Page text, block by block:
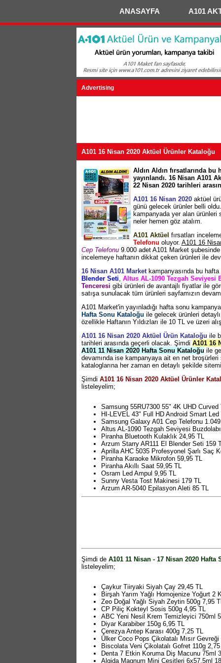
ANASAYFA A101
Advertising
A101 16 Nisan 2020 Aktüel Ürünler Kataloğu
Aldın Aldın fırsatlarında
yayınlandı. 16 Nisan A101
22 Nisan 2020 tarihleri
A101 16 Nisan 2020aktüel
günü gelecek ürünler belli
kampanyada yer alan ürünleri
neler hemen göz atalım.
A101 Aktüel fırsatları
Telefonu oluyor. A101 16
Cep Telefonu9.000 adet A101 Market şubesinde
incelemeye haftanın dikkat çeken ürünleri ile
16 Nisan A101 Marketkampanyasında bu hafta
Blender Seti, Altus AL-1090 Tezgah Seviyesi
Tenceresi gibi ürünleri de avantajlı fiyatlar ile
satışa sunulacak tüm ürünleri sayfamızın
A101 Market'in yayınladığı hafta sonu
Hafta Sonu Kataloğu ile gelecek ürünleri
özellikle Haftanın Yıldızları ile 10 TL ve üzeri
A101 16 Nisan 2020 Aktüel Ürün Kataloğu ile
tarihleri arasında geçerli olacak. Şimdi A101 16
A101 11 Nisan 2020 Hafta Sonu Kataloğu ile
devamında ise kampanyaya ait en net
kataloglarına her zaman en detaylı şekilde
Şimdi A101 16 Nisan 2020 Aktüel Ürünler
listeleyelim;
Samsung 55RU7300 55" 4K UHD Curved
HI-LEVEL 43" Full HD Android Smart
Samsung Galaxy A01 Cep Telefonu
Altus AL-1090 Tezgah Seviyesi
Piranha Bluetooth Kulaklık 24,95 TL
Arzum Starry AR111 El Blender Seti 159
Aprilla AHC 5035 Profesyonel Şarlı Saç
Piranha Karaoke Mikrofon 59,95 TL
Piranha Akıllı Saat 59,95 TL
Osram Led Ampul 9,95 TL
Sunny Vesta Tost Makinesi 179 TL
Arzum AR-5040 Epilasyon Aleti 85 TL
Gölgelikli Salıncak 259,95 TL
Taş Saksıda Canlı Çiçek Sukulent ve
Cim Adam 3,75 TL
Varta Alkalin Kalın Pil 4'lü 4,95 TL
Varta Alkalin İnce Pil 4'lü 4,95 TL
Aqua Di Polo Bay / Bayan Kol Saati 29,95
Katlanabilir Kamp Sandalyesi 44,95 TL
Katlanabilir Alüminyum Masa - Tabure
Dağcı Kamp Sandalyesi 59,95 TL
Castle Buzluk Termos 25 Litre 74,95 TL
Relax Çelik Termos 2 Litre 75 TL
Kare Kase 3,8 Litre 4,95 TL
Kare Kase 500 ml 1 TL
Bardak 300 ml 1 TL
Büyük Boy Kayık Tabak 2 TL
Piknik Sepeti 17,50 TL
Şimdi de A101 11 Nisan - 17 Nisan 2020
listeleyelim;
Çaykur Tiiryaki Siyah Çay 29,45 TL
Birşah Yarım Yağlı Homojenize Yoğurt 2
Zeo Doğal Yağlı Siyah Zeytin 500g 7,95
CP Piliç Kokteyl Sosis 500g 4,95 TL
ABC Yeni Nesil Krem Temizleyici 750ml
Diyar Karabiber 150g 6,95 TL
Çerezya Antep Karası 400g 7,25 TL
Ülker Coco Pops Çikolatalı Mısır Gevreği
Biscolata Veni Çikolatalı Gofret 110g 2,75
Denta 7 Etkin Koruma Diş Macunu 75ml
Algida Magnum Mini Çeşitleri 6x57,5ml